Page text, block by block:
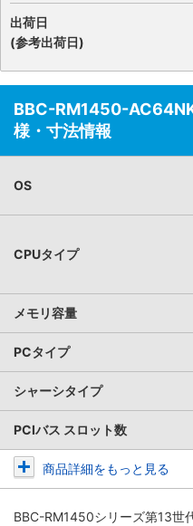
出荷日
(参考出荷日)
BBC-RM1450-
様・寸法情報
OS
CPUタイプ
メモリ容量
PCタイプ
シャーシタイプ
PCIバス スロット数
商品詳細をもっと見る
BBC-RM1450シリーズ第13世